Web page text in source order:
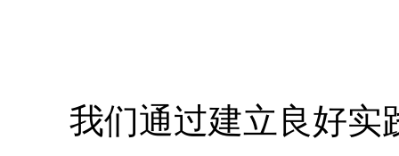
我们通过建立良好实